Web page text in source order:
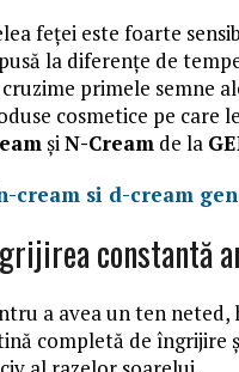
feței este foarte
la diferenţe de
primele semne
cosmetice pe care
șiN-Cream de la
constantă
a avea un ten
completă de îngrijire